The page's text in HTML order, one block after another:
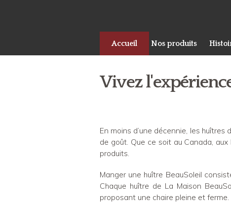
Accueil Nos produits
Vivez
En moins d’une décennie, les
de goût. Que ce soit au Canada,
produits.
Manger une huître BeauSoleil
Chaque huître de La Maison
proposant une chaire pleine et ferme.